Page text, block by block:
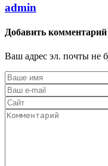
admin
Добавить комментарий
Ваш адрес эл. почты не